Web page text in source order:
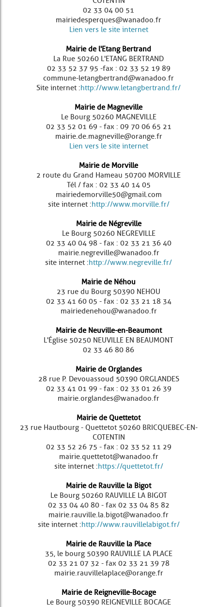
02 33 04 00 51
mairiedesperques@wanadoo.fr
Lien vers le site internet
Mairie de l'Etang Bertrand
La Rue 50260 L'ETANG BERTRAND
02 33 52 37 95 - fax : 02 33 52 19 89
commune-letangbertrand@wanadoo.fr
Site internet :http://www.letangbertrand.fr/
Mairie de Magneville
Le Bourg 50260 MAGNEVILLE
02 33 52 01 69 - fax : 09 70 06 65 21
mairie.de.magneville@orange.fr
Lien vers le site internet
Mairie de Morville
2 route du Grand Hameau 50700 MORVILLE
Tél / fax : 02 33 40 14 05
mairiedemorville50@gmail.com
site internet :http://www.morville.fr/
Mairie de Négreville
Le Bourg 50260 NEGREVILLE
02 33 40 04 98 - fax : 02 33 21 36 40
mairie.negreville@wanadoo.fr
site internet :http://www.negreville.fr/
Mairie de Néhou
23 rue du Bourg 50390 NEHOU
02 33 41 60 05 - fax : 02 33 21 18 34
mairiedenehou@wanadoo.fr
Mairie de Neuville-en-Beaumont
L'Église 50250 NEUVILLE EN BEAUMONT
02 33 46 80 86
Mairie de Orglandes
28 rue P. Devouassoud 50390 ORGLANDES
02 33 41 01 99 - fax : 02 33 01 26 39
mairie.orglandes@wanadoo.fr
Mairie de Quettetot
23 rue Hautbourg - Quettetot 50260 BRICQUEBEC-EN-
COTENTIN
02 33 52 26 75 - fax : 02 33 52 11 29
mairie.quettetot@wanadoo.fr
site internet :https://quettetot.fr/
Mairie de Rauville la Bigot
Le Bourg 50260 RAUVILLE LA BIGOT
02 33 04 40 80 - fax 02 33 04 85 82
mairie.rauville.la.bigot@wanadoo.fr
site internet :http://www.rauvillelabigot.fr/
Mairie de Rauville la Place
35, le bourg 50390 RAUVILLE LA PLACE
02 33 21 07 32 - fax 02 33 21 39 78
mairie.rauvillelaplace@orange.fr
Mairie de Reigneville-Bocage
Le Bourg 50390 REIGNEVILLE BOCAGE